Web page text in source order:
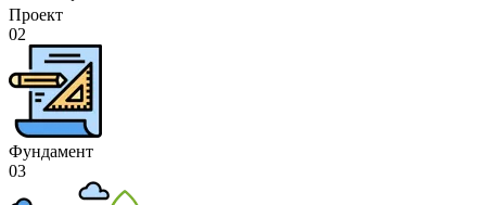
Проект
02
Фундамент
03